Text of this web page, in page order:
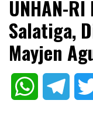
UNHAN-
Salatiga,
Mayjen
WhatsApp